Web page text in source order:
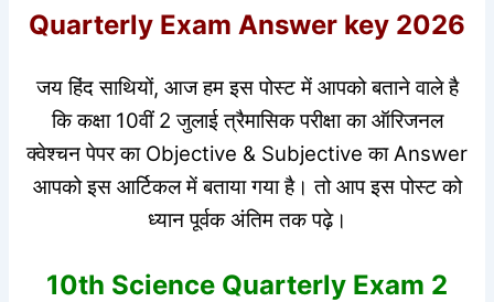
Quarterly Exam Answer key 2026
जय हिंद साथियों, आज हम इस पोस्ट में आपको बताने वाले है
कि कक्षा 10वीं 2 जुलाई त्रैमासिक परीक्षा का ऑरिजनल
क्वेश्चन पेपर का Objective & Subjective का Answer
आपको इस आर्टिकल में बताया गया है। तो आप इस पोस्ट को
ध्यान पूर्वक अंतिम तक पढ़े।
10th Science Quarterly Exam 2